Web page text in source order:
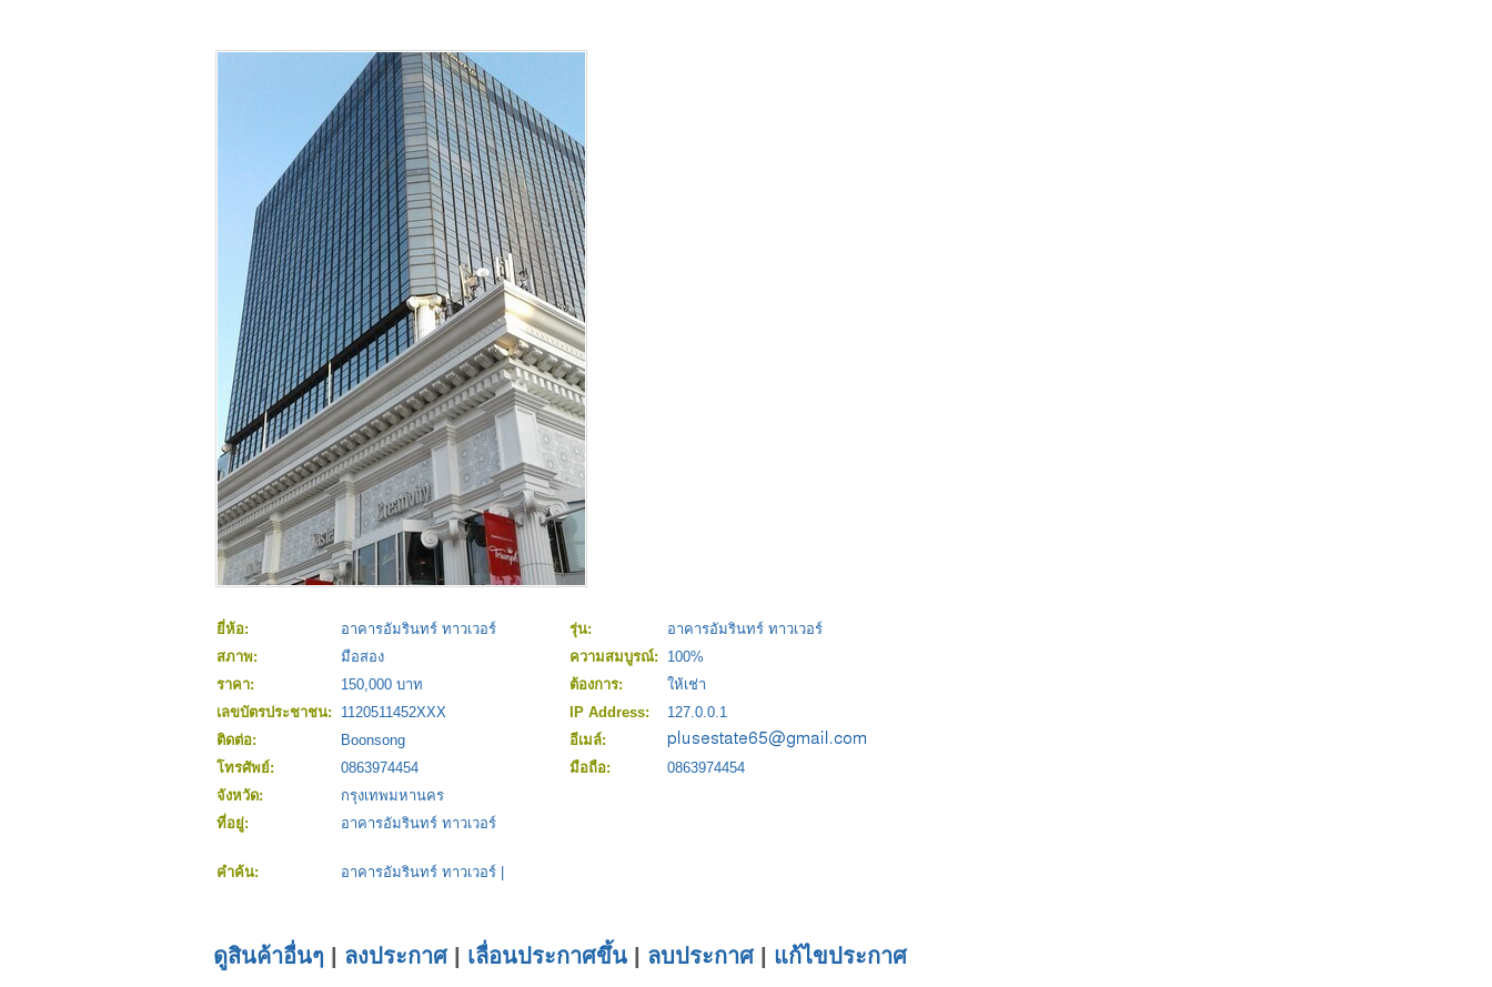
ยี่ห้อ: อาคารอัมรินทร์ ทาวเวอร์ รุ่น:
อาคารอัมรินทร์ ทาวเวอร์
สภาพ:
มือสอง ความสมบูรณ์:
100%
ราคา:
150,000 บาท ต้องการ:
ให้เช่า
เลขบัตรประชาชน:
1120511452XXX IP Address:
127.0.0.1
ติดต่อ:
Boonsong
อีเมล์:
โทรศัพย์:
0863974454 มือถือ:
0863974454
จังหวัด:
กรุงเทพมหานคร
ที่อยู่:
อาคารอัมรินทร์ ทาวเวอร์
คำค้น: อาคารอัมรินทร์ ทาวเวอร์
ดูสินค้าอื่นๆ ลงประกาศ| เลื่อนประกาศขึ้น ลบประกาศ| แก้ไขประกาศ